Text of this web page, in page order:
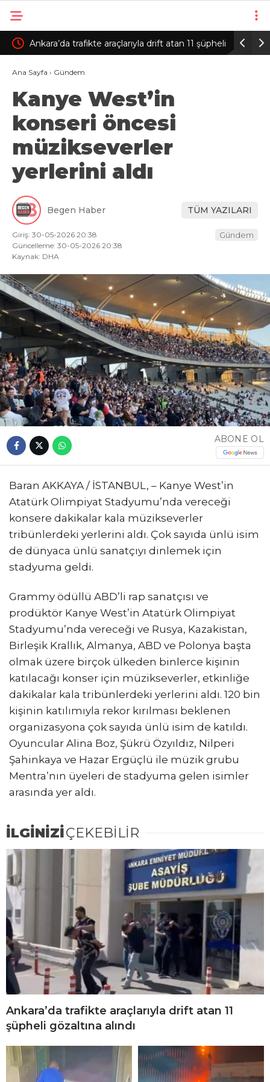
trafikte araçlarıyla drift atan 11 şüpheli Fatih’te camide 450 bin
Ana Sayfa › Gündem
Kanye West’in
konseri öncesi
müzikseverler
yerlerini aldı
Begen Haber TÜM YAZILARI
Giriş: 30-05-2026 20:38
Güncelleme: 30-05-2026 20:38
Kaynak: DHA
Gündem
ABONE OL
Baran AKKAYA / İSTANBUL, – Kanye West’in
Atatürk Olimpiyat Stadyumu’nda vereceği
konsere dakikalar kala müzikseverler
tribünlerdeki yerlerini aldı. Çok sayıda ünlü isim
de dünyaca ünlü sanatçıyı dinlemek için
stadyuma geldi.
Grammy ödüllü ABD’li rap sanatçısı ve
prodüktör Kanye West’in Atatürk Olimpiyat
Stadyumu’nda vereceği ve Rusya, Kazakistan,
Birleşik Krallık, Almanya, ABD ve Polonya başta
olmak üzere birçok ülkeden binlerce kişinin
katılacağı konser için müzikseverler, etkinliğe
dakikalar kala tribünlerdeki yerlerini aldı. 120 bin
kişinin katılımıyla rekor kırılması beklenen
organizasyona çok sayıda ünlü isim de katıldı.
Oyuncular Alina Boz, Şükrü Özyıldız, Nilperi
Şahinkaya ve Hazar Ergüçlü ile müzik grubu
Mentra’nın üyeleri de stadyuma gelen isimler
arasında yer aldı.
İLGİNİZİÇEKEBİLİR
Ankara’da trafikte araçlarıyla drift atan 11
şüpheli gözaltına alındı